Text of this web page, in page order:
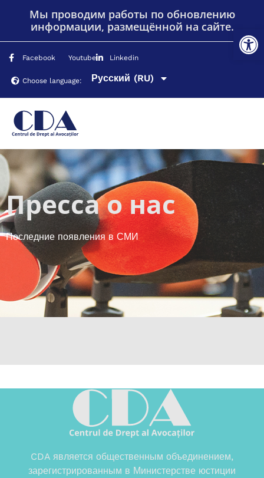
Мы проводим работы по обновлению
информации, размещённой на сайте.
Facebook Youtube Linkedin
Choose language: Русский (RU)
English (EN)
Пресса о нас
Последние появления в СМИ
CDA является общественным объединением,
зарегистрированным в Министерстве юстиции